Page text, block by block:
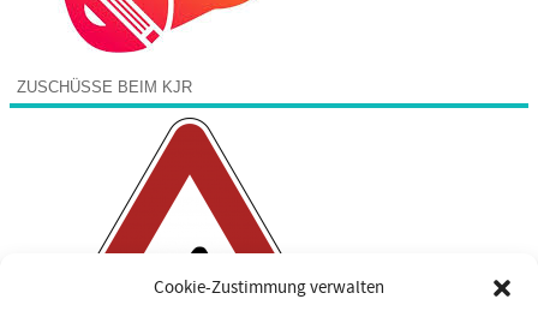
Cookie-Zustimmung verwalten
ZUSCHÜSSE BEIM KJR